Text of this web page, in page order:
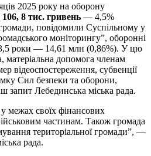
2025 року на оборону
8 тис. гривень — 4,5%
повідомили Суспільному у
моніторингу”, оборонні
роки — 14,61 млн (0,86%). У цю
матеріальна допомога членам
відеоспостереження, субвенції
Сил безпеки та оборони,
запит Лебединська міська рада.
межах своїх фінансових
частинам. Також громада
територіальної громади”, —
рада.